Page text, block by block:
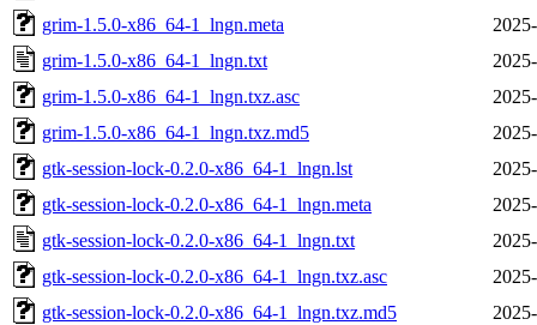
grim-1.5.0-x86_64-1_lngn.meta
grim-1.5.0-x86_64-1_lngn.txt
grim-1.5.0-x86_64-1_lngn.txz.asc
grim-1.5.0-x86_64-1_lngn.txz.md5
gtk-session-lock-0.2.0-x86_64-1_lngn.lst
gtk-session-lock-0.2.0-x86_64-1_lngn.meta
gtk-session-lock-0.2.0-x86_64-1_lngn.txt
gtk-session-lock-0.2.0-x86_64-1_lngn.txz.asc
gtk-session-lock-0.2.0-x86_64-1_lngn.txz.md5